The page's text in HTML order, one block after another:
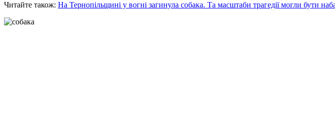
Читайте також: На Тернопільщині у вогні загинула собака. Та масштаби трагедії могли бути